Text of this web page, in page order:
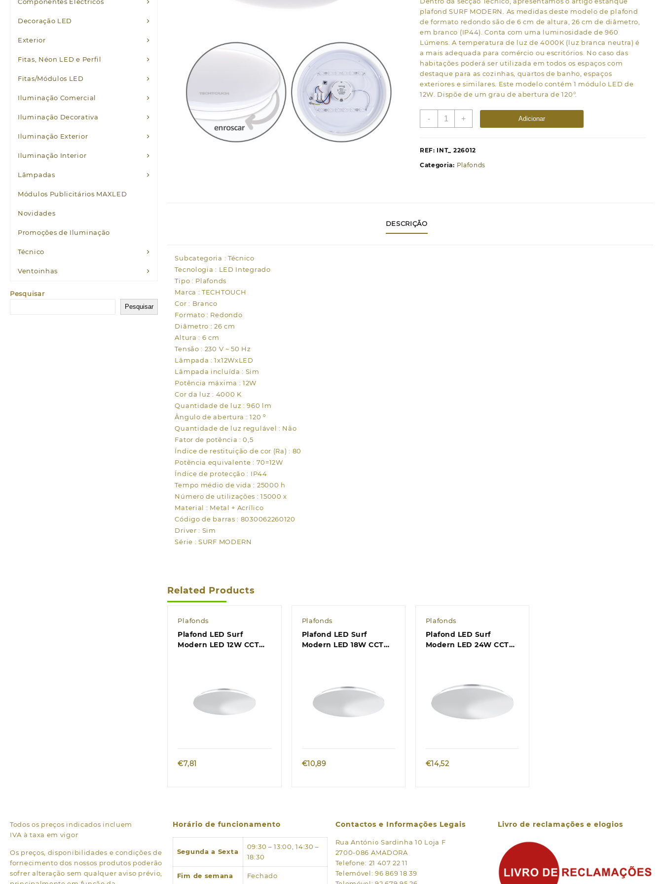
Decoração LED
Exterior
Fitas, Néon LED e Perfil
Fitas/Módulos LED
Iluminação Comercial
Iluminação Decorativa
Iluminação Exterior
Iluminação Interior
Lâmpadas
Módulos Publicitários MAXLED
Novidades
Promoções de Iluminação
Técnico
Ventoinhas
Pesquisar
Pesquisar
plafond SURF MODERN. As medidas deste modelo de plafond
de formato redondo são de 6 cm de altura, 26 cm de diâmetro,
em branco (IP44). Conta com uma luminosidade de 960
Lúmens. A temperatura de luz de 4000K (luz branca neutra) é
a mais adequada para comércio ou escritórios. No caso das
habitações poderá ser utilizada em todos os espaços com
destaque para as cozinhas, quartos de banho, espaços
exteriores e similares. Este modelo contém 1 módulo LED de
12W. Dispõe de um grau de abertura de 120°.
-
Quantidade
redondo
+ Adicionar
REF: INT_ 226012
Categoria: Plafonds
DESCRIÇÃO
Subcategoria : Técnico
Tecnologia : LED Integrado
Tipo : Plafonds
Marca : TECHTOUCH
Cor : Branco
Formato : Redondo
Diâmetro : 26 cm
Altura : 6 cm
Tensão : 230 V ~ 50 Hz
Lâmpada : 1x12WxLED
Lâmpada incluída : Sim
Potência máxima : 12W
Cor da luz : 4000 K
Quantidade de luz : 960 lm
Ângulo de abertura : 120 º
Quantidade de luz regulável : Não
Fator de potência : 0,5
Índice de restituição de cor (Ra) : 80
Potência equivalente : 70=12W
Índice de protecção : IP44
Tempo médio de vida : 25000 h
Número de utilizações : 15000 x
Material : Metal + Acrílico
Código de barras : 8030062260120
Driver : Sim
Série : SURF MODERN
Related Products
Plafonds
Plafond LED Surf
Modern LED 12W CCT
€7,81
Plafonds
Plafond LED Surf
Modern LED 18W CCT
€10,89
Plafonds
Plafond LED Surf
Modern LED 24W CCT
€14,52
Todos os preços indicados incluem
IVA à taxa em vigor
Os preços, disponibilidades e condições de
fornecimento dos nossos produtos poderão
sofrer alteração sem qualquer aviso prévio,
Horário de funcionamento
Segunda a Sexta
09:30 – 13:00, 14:30 –
18:30
Fim de semana Fechado
Contactos e Informações Legais
Rua António Sardinha 10 Loja F
2700-086 AMADORA
Telefone: 21 407 22 11
Telemóvel: 96 869 18 39
Livro de reclamações e elogios